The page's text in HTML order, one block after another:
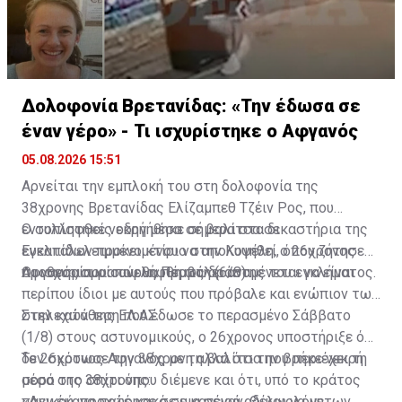
Δολοφονία Βρετανίδας: «Την έδωσα σε
έναν γέρο» - Τι ισχυρίστηκε ο Αφγανός
05.08.2026 15:51
Αρνείται την εμπλοκή του στη δολοφονία της
38χρονης Βρετανίδας Ελίζαμπεθ Τζέιν Ρος, που
εντοπίστηκε νεκρή μέσα σε βαλίτσα σε
εγκαταλελειμμένο κτίριο στην Κυψέλη, ο 26χρονος
Αφγανός που συνελήφθη ως δράστης του εγκλήματος.
Ο συλληφθείς οδηγήθηκε σήμερα στα δικαστήρια της
Ευελπίδων προκειμένου να απολογηθεί, όπου ζήτησε
προθεσμία για αύριο, Πέμπτη (6/8).
Οι ισχυρισμοί που θα προβάλει αναμένεται να είναι
περίπου ίδιοι με αυτούς που πρόβαλε και ενώπιον των
στελεχών της ΕΛ.ΑΣ.
Στην κατάθεση που έδωσε το περασμένο Σάββατο
(1/8) στους αστυνομικούς, ο 26χρονος υποστήριξε ότι
δεν σκότωσε την 38χρονη αλλά ότι την βρήκε νεκρή
μέσα στο σπίτι όπου διέμενε και ότι, υπό το κράτος
Το 26χρονος Αφγανός με τη βαλίτσα που περιέχει τη
σορό της 38χρονης: